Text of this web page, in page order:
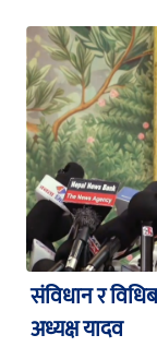
संविधान र
अध्यक्ष यादव